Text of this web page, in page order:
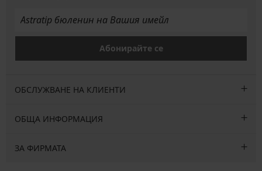
Абонирайте се
ОБСЛУЖВАНЕ НА КЛИЕНТИ
ОБЩА ИНФОРМАЦИЯ
ЗА ФИРМАТА